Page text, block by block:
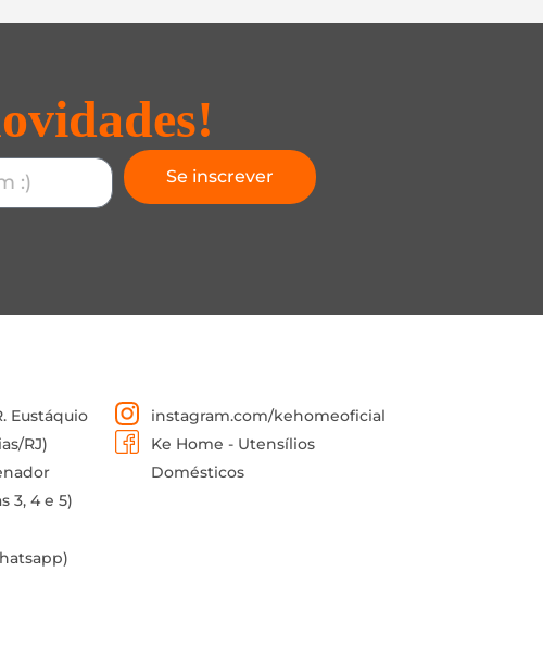
Se inscrever
Eustáquio
RJ)
3, 4 e 5)
instagram.com/kehomeoficial
Ke Home - Utensílios
Domésticos